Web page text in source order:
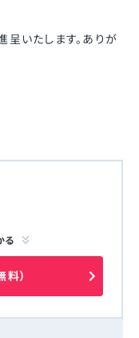
呈いたします。ありが
る
）